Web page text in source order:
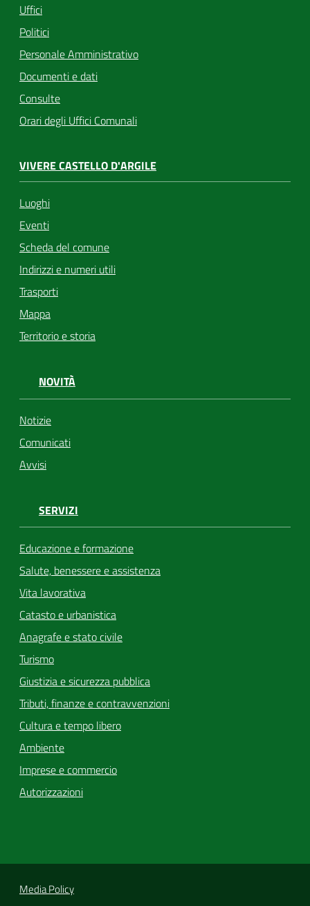
Uffici
Politici
Personale Amministrativo
Documenti e dati
Consulte
Orari degli Uffici Comunali
VIVERE CASTELLO D'ARGILE
Luoghi
Eventi
Scheda del comune
Indirizzi e numeri utili
Trasporti
Mappa
Territorio e storia
NOVITÀ
Notizie
Comunicati
Avvisi
SERVIZI
Educazione e formazione
Salute, benessere e assistenza
Vita lavorativa
Catasto e urbanistica
Anagrafe e stato civile
Turismo
Giustizia e sicurezza pubblica
Tributi, finanze e contravvenzioni
Cultura e tempo libero
Ambiente
Imprese e commercio
Autorizzazioni
Media Policy